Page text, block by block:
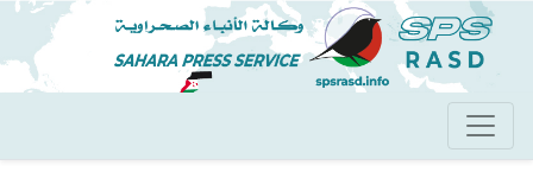
تجاوز
إلى
المحتوى
الرئيسي